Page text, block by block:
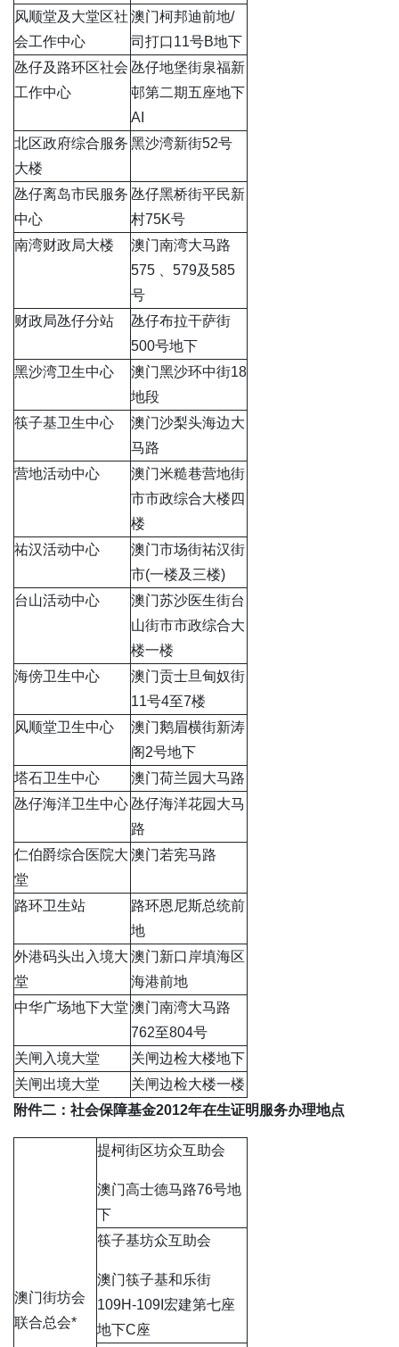
风顺堂及大堂区社
会工作中心
澳门柯邦迪前地/
司打口11号B地下
氹仔及路环区社会
工作中心
氹仔地堡街泉福新
邨第二期五座地下
AI
北区政府综合服务
大楼
黑沙湾新街52号
氹仔离岛市民服务
中心
氹仔黑桥街平民新
村75K号
南湾财政局大楼
澳门南湾大马路
575 、579及585
号
财政局氹仔分站
氹仔布拉干萨街
500号地下
黑沙湾卫生中心
澳门黑沙环中街18
地段
筷子基卫生中心
澳门沙梨头海边大
马路
营地活动中心
澳门米糙巷营地街
市市政综合大楼四
楼
祐汉活动中心
澳门市场街祐汉街
市(一楼及三楼)
台山活动中心
澳门苏沙医生街台
山街市市政综合大
楼一楼
海傍卫生中心
澳门贡士旦甸奴街
11号4至7楼
风顺堂卫生中心
澳门鹅眉横街新涛
阁2号地下
塔石卫生中心
澳门荷兰园大马路
氹仔海洋卫生中心氹仔海洋花园大马
路
仁伯爵综合医院大
堂
澳门若宪马路
路环卫生站
路环恩尼斯总统前
地
外港码头出入境大
堂
澳门新口岸填海区
海港前地
中华广场地下大堂 澳门南湾大马路
762至804号
关闸入境大堂
关闸边检大楼地下
关闸出境大堂
关闸边检大楼一楼
附件二：社会保障基金2012年在生证明服务办理地点
澳门街坊会
联合总会*
提柯街区坊众互助会
澳门高士德马路76号地
下
筷子基坊众互助会
澳门筷子基和乐街
109H-109I宏建第七座
地下C座